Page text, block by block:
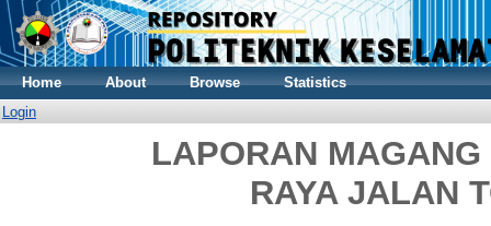
Home About Browse
Statistics
Login
LAPORAN
RAYA JALAN